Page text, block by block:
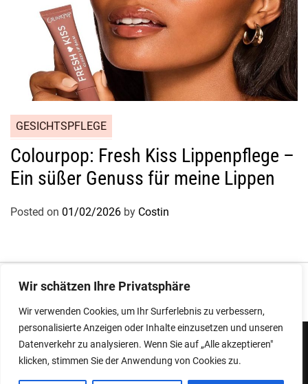
Wir schätzen Ihre Privatsphäre
Wir verwenden Cookies, um Ihr Surferlebnis zu verbessern,
personalisierte Anzeigen oder Inhalte einzusetzen und unseren
Datenverkehr zu analysieren. Wenn Sie auf „Alle akzeptieren"
klicken, stimmen Sie der Anwendung von Cookies zu.
GESICHTSPFLEGE
Colourpop: Fresh Kiss Lippenpflege –
Ein süßer Genuss für meine Lippen
Posted on 01/02/2026 by Costin